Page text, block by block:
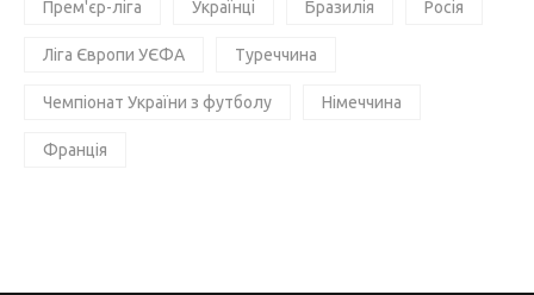
Прем'єр-ліга Українці Бразилія Росія
Ліга Європи УЄФА Туреччина
Чемпіонат України з футболу Німеччина
Франція